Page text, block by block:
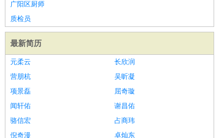
广阳区厨师
质检员
最新简历
元柔云
长欣润
营朋杭
吴昕凝
项景磊
屈奇璇
闻轩佑
谢昌佑
骆信宏
占商玮
倪奇漫
卓灿东